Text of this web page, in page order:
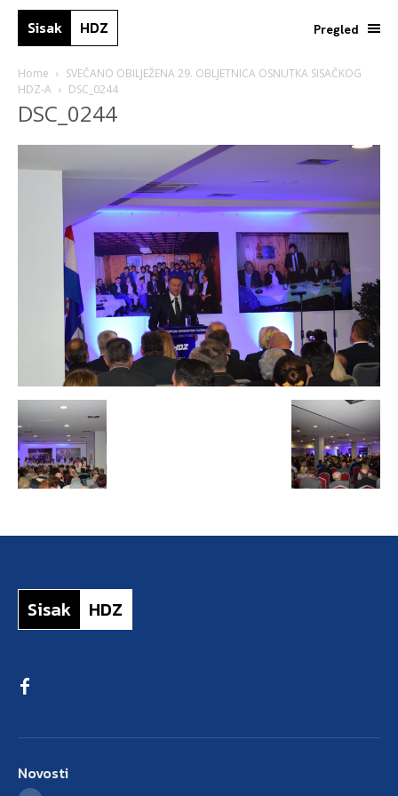
Sisak HDZ Pregled
Home
SVEČANO OBILJEŽENA 29. OBLJETNICA OSNUTKA SISAČKOG
HDZ-A
DSC_0244
DSC_0244
Sisak HDZ
Novosti